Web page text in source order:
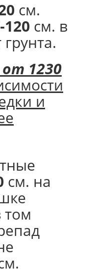
см.
120 см. в
1230
и
см. на
том